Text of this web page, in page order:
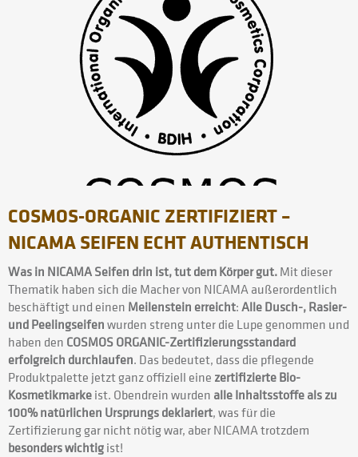
COSMOS-ORGANIC ZERTIFIZIERT –
NICAMA SEIFEN ECHT AUTHENTISCH
Was in NICAMA Seifen drin ist, tut dem Körper gut.Mit dieser
Thematik haben sich die Macher von NICAMA außerordentlich
beschäftigt und einen Meilenstein erreicht:Alle Dusch-, Rasier-
und Peelingseifenwurden streng unter die Lupe genommen und
haben den COSMOS ORGANIC-Zertifizierungsstandard
erfolgreich durchlaufen. Das bedeutet, dass die pflegende
Produktpalette jetzt ganz offiziell eine zertifizierte Bio-
Kosmetikmarkeist. Obendrein wurden alle Inhaltsstoffe als zu
100% natürlichen Ursprungs deklariert, was für die
Zertifizierung gar nicht nötig war, aber NICAMA trotzdem
besonders wichtigist!